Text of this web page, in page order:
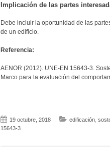
Implicación de las partes
Debe incluir la oportunidad de las
de un edificio.
Referencia:
AENOR (2012). UNE-EN 15643-3.
Marco para la evaluación del
19 octubre, 2018 edificación,
15643-3